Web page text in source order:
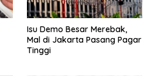
Isu Demo Besar Merebak,
Mal di Jakarta Pasang Pagar
Tinggi